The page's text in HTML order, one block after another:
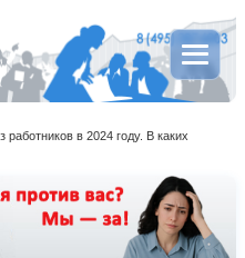
в 2024 году. В каких